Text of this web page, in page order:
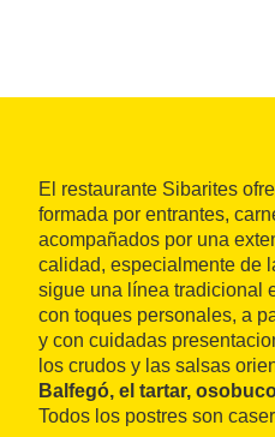
El restaurante Sibarites
formada por entrantes,
acompañados por una
calidad, especialmente de
sigue una línea tradicional
con toques personales, a
y con cuidadas
los crudos y las salsas
Balfegó, el tartar,
Todos los postres son